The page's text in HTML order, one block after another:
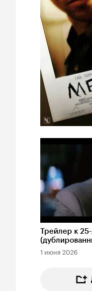
Трейлер к
1 июня 2026